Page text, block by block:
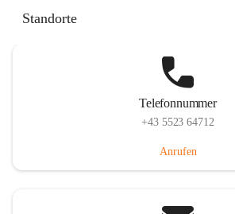
Standorte
Telefonnummer
+43 5523 64712
Anrufen